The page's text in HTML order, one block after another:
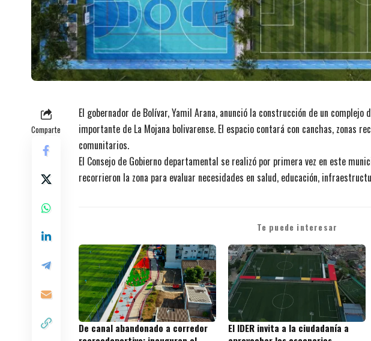
Comparte
El gobernador de Bolívar, Yamil Arana, anunció la construcción de un
importante de La Mojana bolivarense. El espacio contará con canchas, zonas
comunitarios.
El Consejo de Gobierno departamental se realizó por primera vez en este
recorrieron la zona para evaluar necesidades en salud, educación,
Te puede interesar
De canal abandonado a corredor
El IDER invita a la ciudadanía a